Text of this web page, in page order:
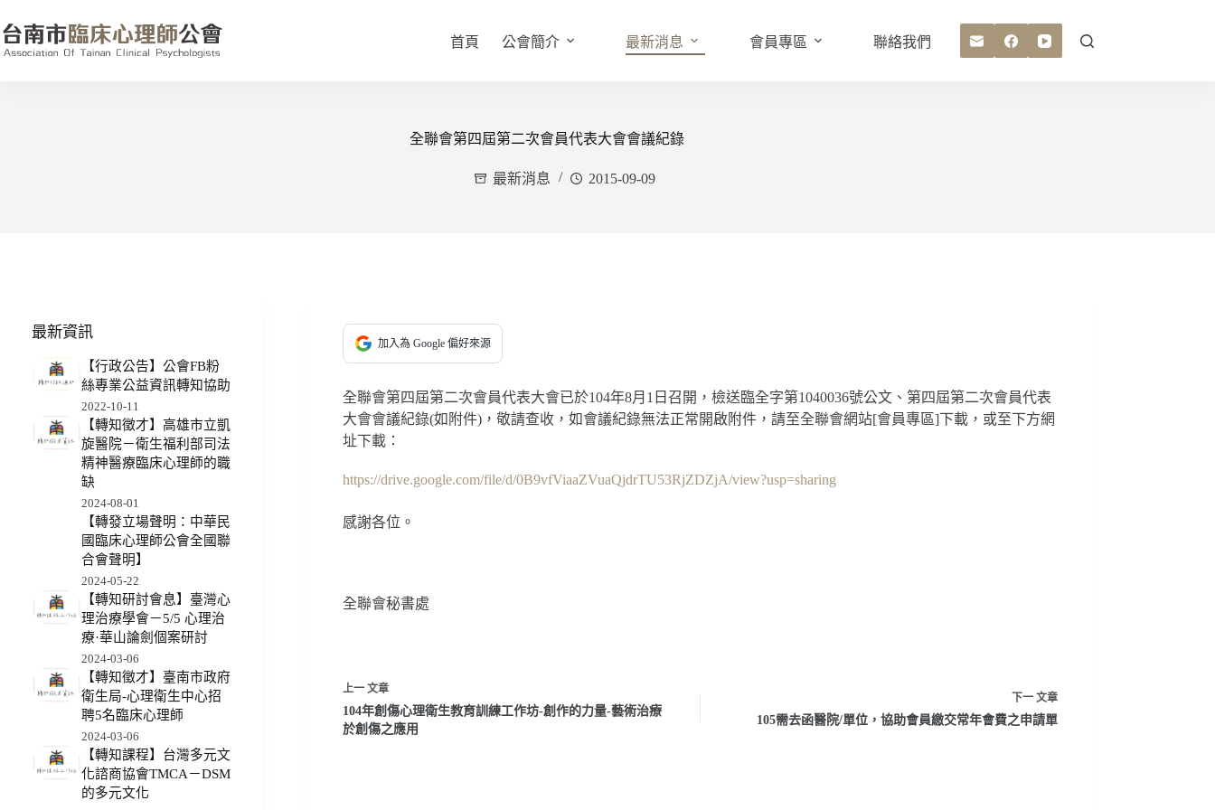
至
主
首頁 公會簡介 最新消息 會員專區 聯絡我們
全聯會第四屆第二次會員代表大會會議紀錄
最新消息 2015-09-09
加入為 Google 偏好來源
全聯會第四屆第二次會員代表大會已於104年8月1日召開，檢送臨全字第1040036號公文、第四屆第二次會員代表
大會會議紀錄(如附件)，敬請查收，如會議紀錄無法正常開啟附件，請至全聯會網站[會員專區]下載，或至下方網
址下載：
https://drive.google.com/file/d/0B9vfViaaZVuaQjdrTU53RjZDZjA/view?usp=sharing
感謝各位。
全聯會秘書處
上一 文章
104年創傷心理衛生教育訓練工作坊-創作的力量-藝術治療
於創傷之應用
下一 文章
105需去函醫院/單位，協助會員繳交常年會費之申請單
最新資訊
【行政公告】公會FB粉
絲專業公益資訊轉知協助
2022-10-11
【轉知徵才】高雄市立凱
旋醫院－衛生福利部司法
精神醫療臨床心理師的職
缺
2024-08-01
【轉發立場聲明：中華民
國臨床心理師公會全國聯
合會聲明】
2024-05-22
【轉知研討會息】臺灣心
理治療學會－5/5 心理治
療·華山論劍個案研討
2024-03-06
【轉知徵才】臺南市政府
衛生局-心理衛生中心招
聘5名臨床心理師
2024-03-06
【轉知課程】台灣多元文
化諮商協會TMCA－DSM
的多元文化